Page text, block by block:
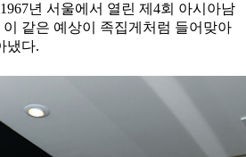
년 서울에서 열린 제4회 아시아남
같은 예상이 족집게처럼 들어맞아
냈다.